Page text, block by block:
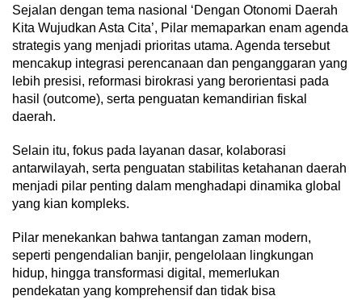
Sejalan dengan tema nasional ‘Dengan Otonomi Daerah
Kita Wujudkan Asta Cita’, Pilar memaparkan enam agenda
strategis yang menjadi prioritas utama. Agenda tersebut
mencakup integrasi perencanaan dan penganggaran yang
lebih presisi, reformasi birokrasi yang berorientasi pada
hasil (outcome), serta penguatan kemandirian fiskal
daerah.
Selain itu, fokus pada layanan dasar, kolaborasi
antarwilayah, serta penguatan stabilitas ketahanan daerah
menjadi pilar penting dalam menghadapi dinamika global
yang kian kompleks.
Pilar menekankan bahwa tantangan zaman modern,
seperti pengendalian banjir, pengelolaan lingkungan
hidup, hingga transformasi digital, memerlukan
pendekatan yang komprehensif dan tidak bisa